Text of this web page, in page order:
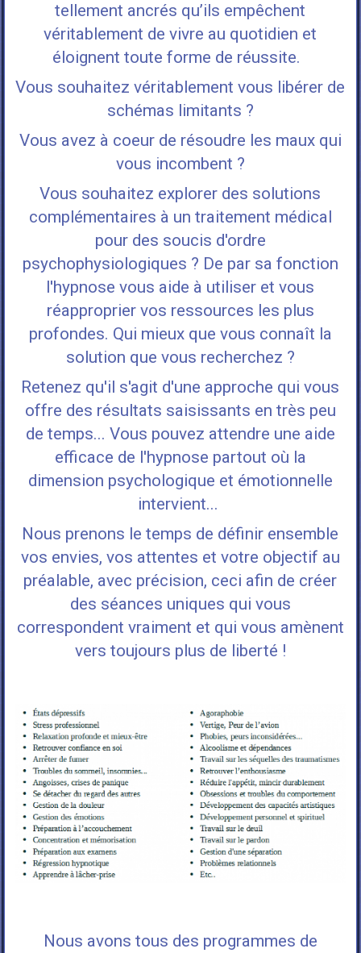
tellement ancrés qu’ils empêchent
véritablement de vivre au quotidien et
éloignent toute forme de réussite.
Vous souhaitez véritablement vous libérer de
schémas limitants ?
Vous avez à coeur de résoudre les maux qui
vous incombent ?
Vous souhaitez explorer des solutions
complémentaires à un traitement médical
pour des soucis d'ordre
psychophysiologiques ? De par sa fonction
l'hypnose vous aide à utiliser et vous
réapproprier vos ressources les plus
profondes. Qui mieux que vous connaît la
solution que vous recherchez ?
Retenez qu'il s'agit d'une approche qui vous
offre des résultats saisissants en très peu
de temps... Vous pouvez attendre une aide
efficace de l'hypnose partout où la
dimension psychologique et émotionnelle
intervient...
Nous prenons le temps de définir ensemble
vos envies, vos attentes et votre objectif au
préalable, avec précision, ceci afin de créer
des séances uniques qui vous
correspondent vraiment et qui vous amènent
vers toujours plus de liberté !
Nous avons tous des programmes de